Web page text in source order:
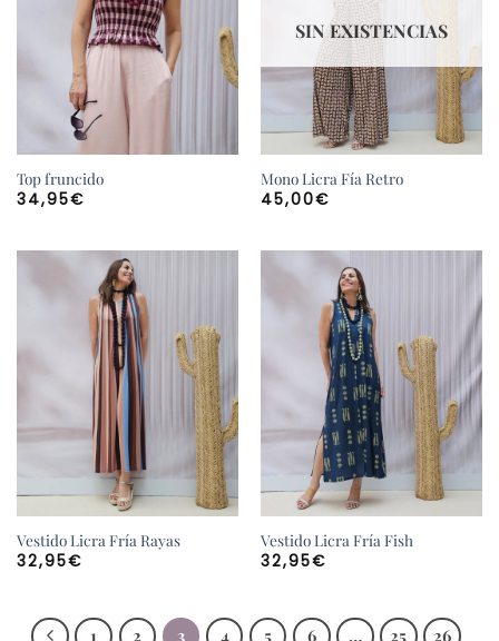
Top fruncido
34,95€
SIN EXISTENCIAS
Mono Licra Fía Retro
45,00€
Vestido Licra Fría Rayas
32,95€
Vestido Licra Fría Fish
32,95€
1 2 3 4 5 6 … 25 26